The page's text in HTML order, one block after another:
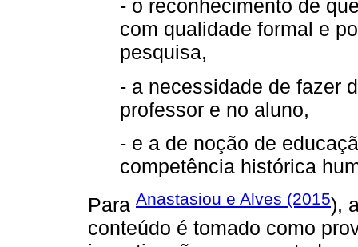
- o reconhecimento de
com qualidade formal e
pesquisa,
- a necessidade de fazer
professor e no aluno,
- e a de noção de
competência histórica
Para Anastasiou e Alves (2015),
conteúdo é tomado como